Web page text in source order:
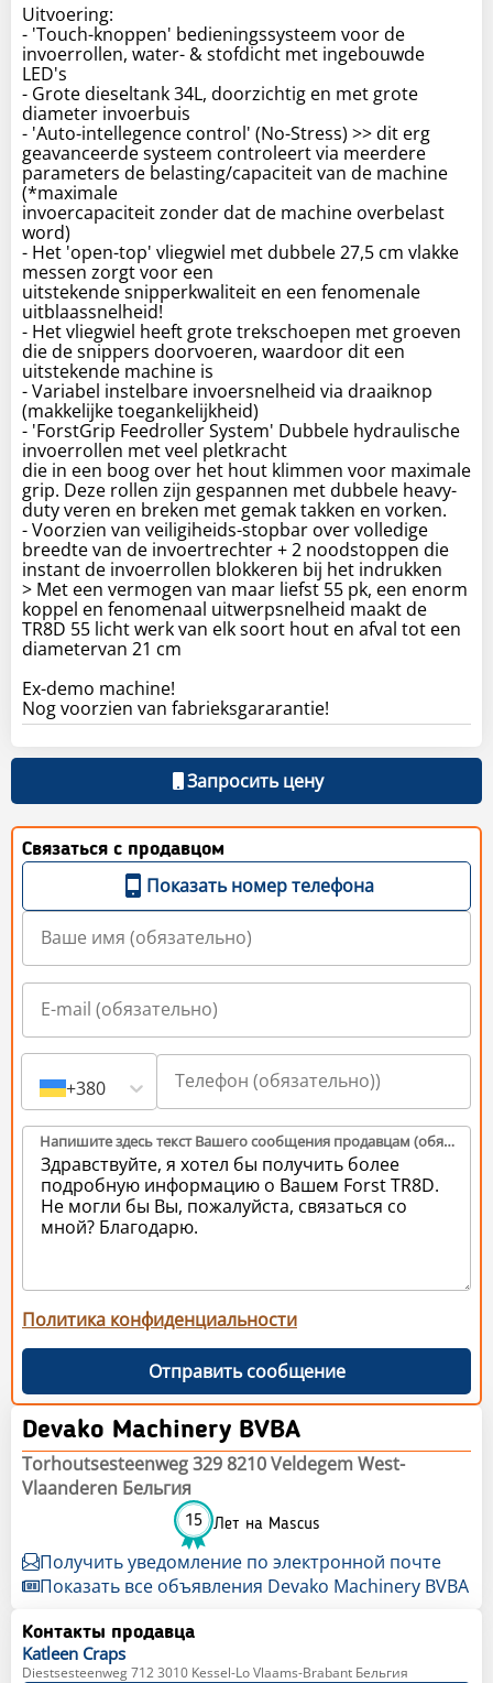
Uitvoering:
- 'Touch-knoppen' bedieningssysteem voor de
invoerrollen, water- & stofdicht met ingebouwde
LED's
- Grote dieseltank 34L, doorzichtig en met grote
diameter invoerbuis
- 'Auto-intellegence control' (No-Stress) >> dit erg
geavanceerde systeem controleert via meerdere
parameters de belasting/capaciteit van de machine
(*maximale
invoercapaciteit zonder dat de machine overbelast
word)
- Het 'open-top' vliegwiel met dubbele 27,5 cm vlakke
messen zorgt voor een
uitstekende snipperkwaliteit en een fenomenale
uitblaassnelheid!
- Het vliegwiel heeft grote trekschoepen met groeven
die de snippers doorvoeren, waardoor dit een
uitstekende machine is
- Variabel instelbare invoersnelheid via draaiknop
(makkelijke toegankelijkheid)
- 'ForstGrip Feedroller System' Dubbele hydraulische
invoerrollen met veel pletkracht
die in een boog over het hout klimmen voor maximale
grip. Deze rollen zijn gespannen met dubbele heavy-
duty veren en breken met gemak takken en vorken.
- Voorzien van veiligiheids-stopbar over volledige
breedte van de invoertrechter + 2 noodstoppen die
instant de invoerrollen blokkeren bij het indrukken
> Met een vermogen van maar liefst 55 pk, een enorm
koppel en fenomenaal uitwerpsnelheid maakt de
TR8D 55 licht werk van elk soort hout en afval tot een
diametervan 21 cm
Ex-demo machine!
Nog voorzien van fabrieksgararantie!
Запросить цену
Связаться с продавцом
Показать номер телефона
+380
Напишите здесь текст Вашего сообщения продавцам (обязательно)
Политика конфиденциальности
Отправить сообщение
Devako Machinery BVBA
Torhoutsesteenweg 329 8210 Veldegem West-
Vlaanderen Бельгия
15 Лет на Mascus
Получить уведомление по электронной почте
Показать все объявления Devako Machinery BVBA
Контакты продавца
Katleen Craps
Diestsesteenweg 712 3010 Kessel-Lo Vlaams-Brabant Бельгия